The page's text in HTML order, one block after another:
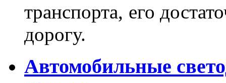
транспорта, его
дорогу.
Автомобильные